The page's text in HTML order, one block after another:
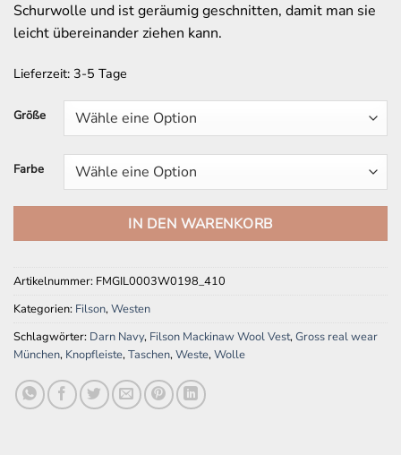
Schurwolle und ist geräumig geschnitten, damit man sie
leicht übereinander ziehen kann.
Lieferzeit: 3-5 Tage
Größe
Farbe
IN DEN WARENKORB
Artikelnummer: FMGIL0003W0198_410
Kategorien: Filson,Westen
Schlagwörter: Darn Navy, Filson Mackinaw Wool Vest,Gross real wear
München, Knopfleiste,Taschen,Weste,Wolle